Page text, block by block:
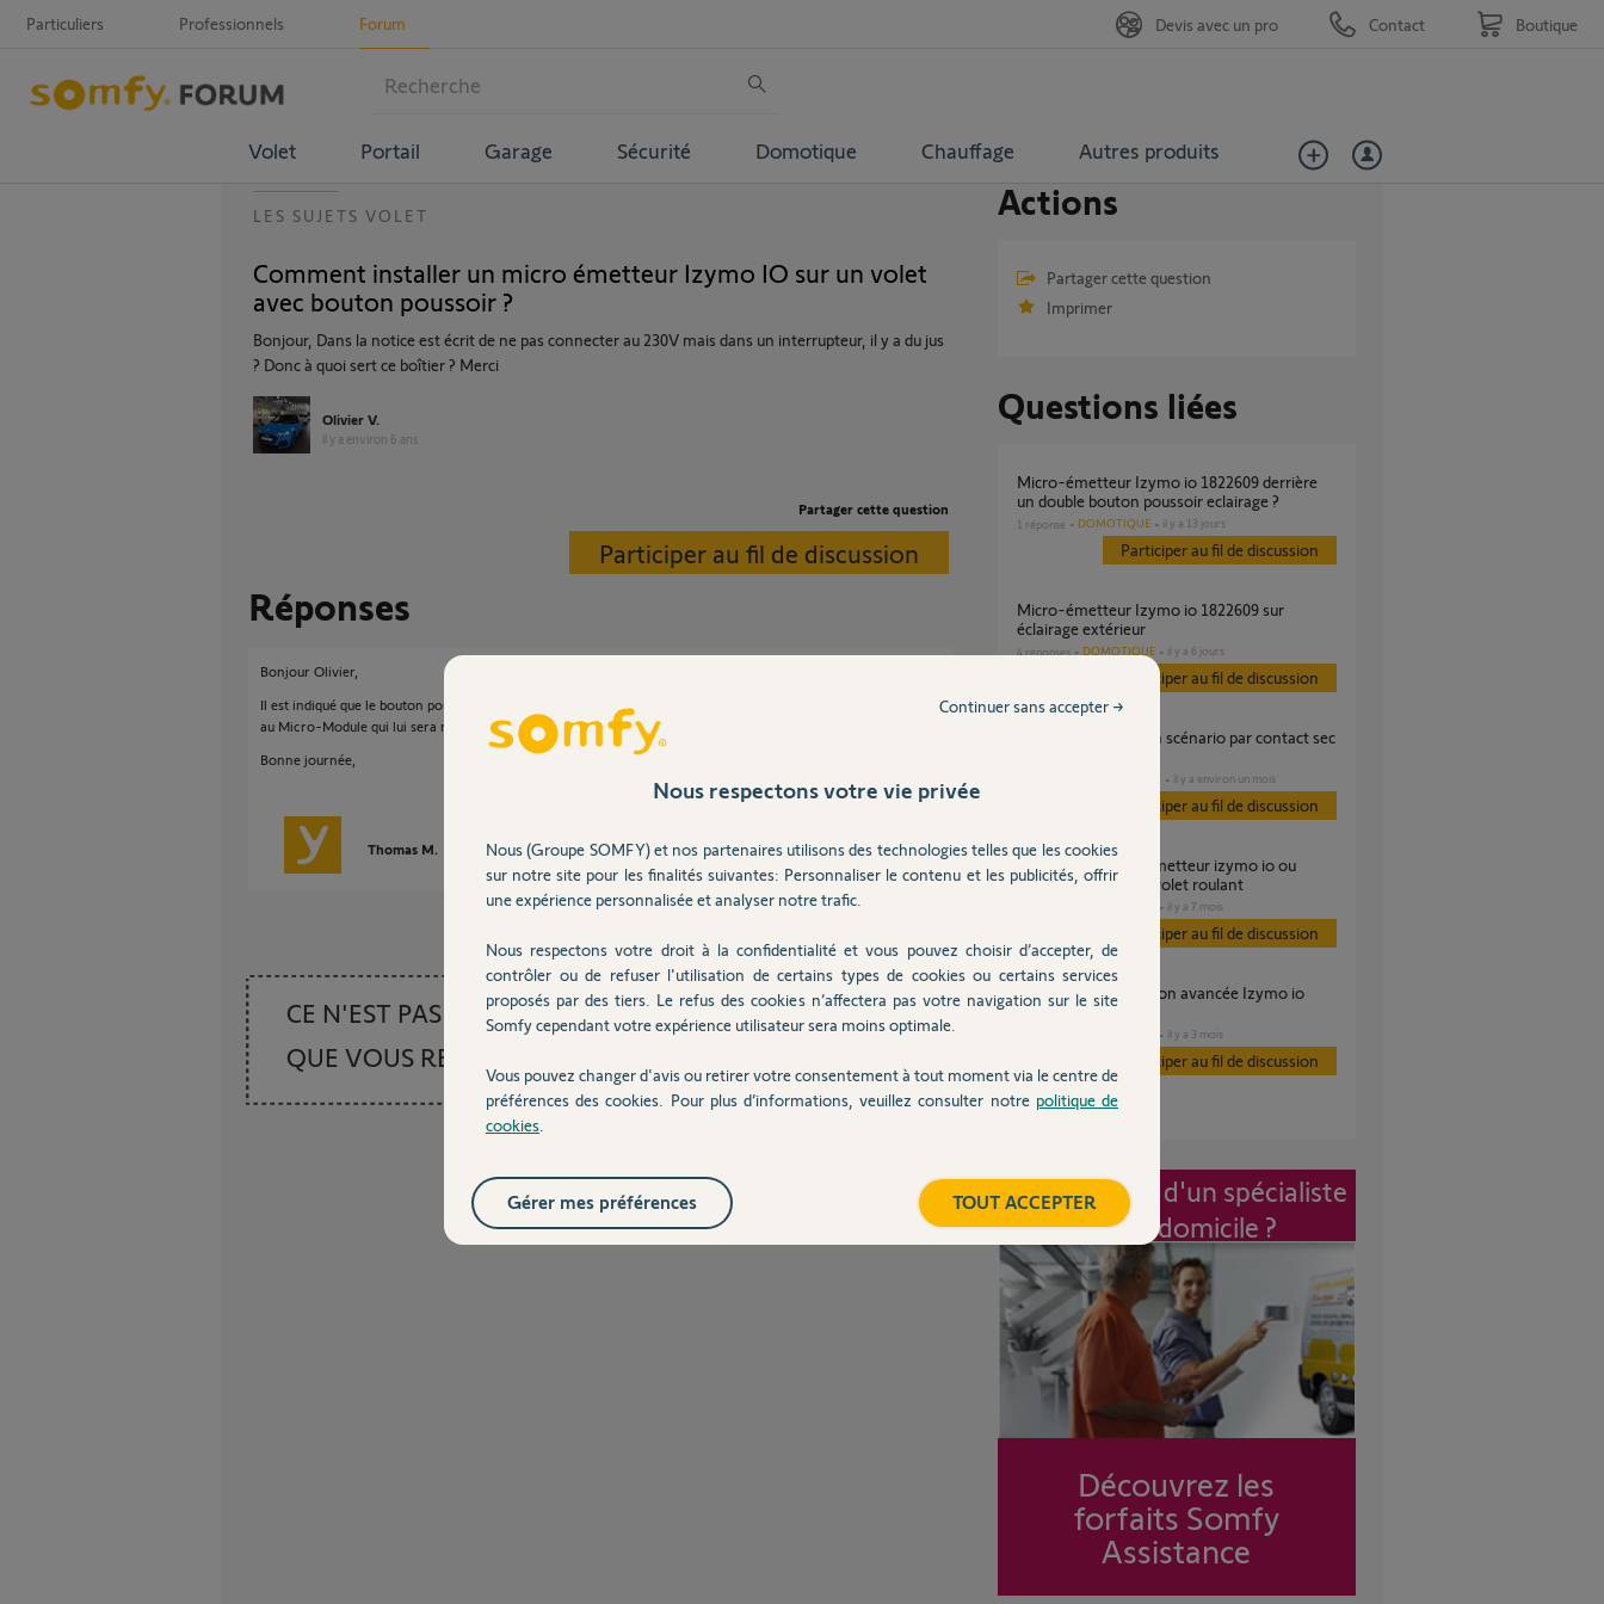
Particuliers Professionnels Forum
Volet Portail Garage Sécurité Domotique Chauffage Autres produits
Devis avec un pro Contact Boutique
LES SUJETS VOLET
Comment installer un micro émetteur Izymo IO sur un volet
avec bouton poussoir ?
Bonjour, Dans la notice est écrit de ne pas connecter au 230V mais dans un interrupteur, il y a du jus
? Donc à quoi sert ce boîtier ? Merci
Olivier V.
il y a environ 6 ans
Partager cette question
Participer au fil de discussion
Réponses
Bonjour Olivier,
Il est indiqué que le bouton poussoir ne doit plus être raccordé au 230V, mais uniquement
au Micro-Module qui lui sera raccordé au 230V.
Bonne journée,
Thomas M. il y a environ 6 ans
CE N'EST PAS CE
QUE VOUS RECHERCHEZ
Posez votre question
Actions
Partager cette question
Imprimer
Questions liées
Micro-émetteur Izymo io 1822609 derrière
un double bouton poussoir eclairage ?
1 réponse DOMOTIQUE il y a 13 jours
Participer au fil de discussion
Micro-émetteur Izymo io 1822609 sur
éclairage extérieur
4 réponses DOMOTIQUE il y a 6 jours
Participer au fil de discussion
DOMOTIQUE il y a environ un mois
Participer au fil de discussion
Installation micro émetteur izymo io ou
micro module pour volet roulant
il y a 7 mois
Participer au fil de discussion
Guide de configuration avancée Izymo io
Volet roulant
il y a 3 mois
Participer au fil de discussion
Intervention d'un spécialiste
à mon domicile ?
Découvrez les
forfaits Somfy
Assistance
Nous respectons votre vie privée
Nous (Groupe SOMFY) et nos partenaires utilisons des technologies telles que les cookies
sur notre site pour les finalités suivantes: Personnaliser le contenu et les publicités, offrir
une expérience personnalisée et analyser notre trafic.
Nous respectons votre droit à la confidentialité et vous pouvez choisir d’accepter, de
contrôler ou de refuser l'utilisation de certains types de cookies ou certains services
proposés par des tiers. Le refus des cookies n’affectera pas votre navigation sur le site
Somfy cependant votre expérience utilisateur sera moins optimale.
Vous pouvez changer d'avis ou retirer votre consentement à tout moment via le centre de
préférences des cookies. Pour plus d’informations, veuillez consulter notre politique de
cookies
Continuer sans accepter →
TOUT ACCEPTER
Gérer mes préférences